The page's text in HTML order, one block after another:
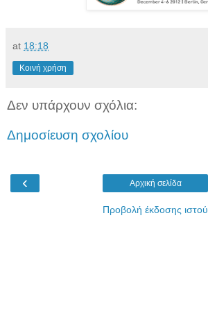
at 18:18
Κοινή χρήση
Δεν υπάρχουν σχόλια:
Δημοσίευση σχολίου
‹ Αρχική σελίδα
Προβολή έκδοσης ιστού